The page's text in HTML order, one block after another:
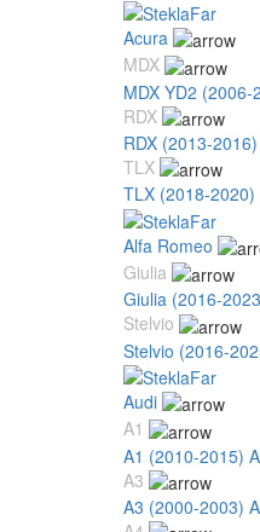
Acura
MDX
MDX YD2 (2006-
RDX
RDX (2013-2016)
TLX
TLX (2018-2020)
Alfa Romeo
Giulia
Giulia (2016-
Stelvio
Stelvio (2016-
Audi
A1
A1 (2010-2015)
A3
A3 (2000-2003)